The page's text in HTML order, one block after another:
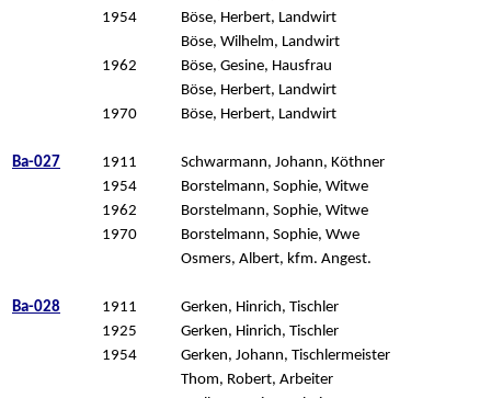
1954
Böse, Herbert, Landwirt
Böse, Wilhelm, Landwirt
1962
Böse, Gesine, Hausfrau
Böse, Herbert, Landwirt
1970
Böse, Herbert, Landwirt
Ba-027 1911
Schwarmann, Johann, Köthner
1954
Borstelmann, Sophie, Witwe
1962
Borstelmann, Sophie, Witwe
1970
Borstelmann, Sophie, Wwe
Osmers, Albert, kfm. Angest.
Ba-028 1911
Gerken, Hinrich, Tischler
1925
Gerken, Hinrich, Tischler
1954
Gerken, Johann, Tischlermeister
Thom, Robert, Arbeiter